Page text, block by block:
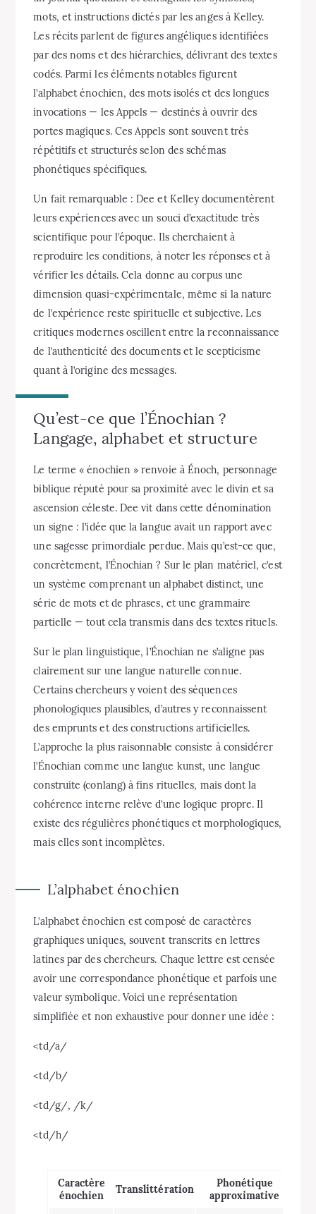
mots, et instructions dictés par les anges à Kelley.
Les récits parlent de figures angéliques identifiées
par des noms et des hiérarchies, délivrant des textes
codés. Parmi les éléments notables figurent
l’alphabet énochien, des mots isolés et des longues
invocations — les Appels — destinés à ouvrir des
portes magiques. Ces Appels sont souvent très
répétitifs et structurés selon des schémas
phonétiques spécifiques.
Un fait remarquable : Dee et Kelley documentèrent
leurs expériences avec un souci d’exactitude très
scientifique pour l’époque. Ils cherchaient à
reproduire les conditions, à noter les réponses et à
vérifier les détails. Cela donne au corpus une
dimension quasi-expérimentale, même si la nature
de l’expérience reste spirituelle et subjective. Les
critiques modernes oscillent entre la reconnaissance
de l’authenticité des documents et le scepticisme
quant à l’origine des messages.
Qu’est-ce que l’Énochian ?
Langage, alphabet et structure
Le terme « énochien » renvoie à Énoch, personnage
biblique réputé pour sa proximité avec le divin et sa
ascension céleste. Dee vit dans cette dénomination
un signe : l’idée que la langue avait un rapport avec
une sagesse primordiale perdue. Mais qu’est-ce que,
concrètement, l’Énochian ? Sur le plan matériel, c’est
un système comprenant un alphabet distinct, une
série de mots et de phrases, et une grammaire
partielle — tout cela transmis dans des textes rituels.
Sur le plan linguistique, l’Énochian ne s’aligne pas
clairement sur une langue naturelle connue.
Certains chercheurs y voient des séquences
phonologiques plausibles, d’autres y reconnaissent
des emprunts et des constructions artificielles.
L’approche la plus raisonnable consiste à considérer
l’Énochian comme une langue kunst, une langue
construite (conlang) à fins rituelles, mais dont la
cohérence interne relève d’une logique propre. Il
existe des régulières phonétiques et morphologiques,
mais elles sont incomplètes.
L’alphabet énochien
L’alphabet énochien est composé de caractères
graphiques uniques, souvent transcrits en lettres
latines par des chercheurs. Chaque lettre est censée
avoir une correspondance phonétique et parfois une
valeur symbolique. Voici une représentation
simplifiée et non exhaustive pour donner une idée :
<td/a/
<td/b/
<td/g/, /k/
<td/h/
Caractère
énochien
Translittération
Phonétique
approximative